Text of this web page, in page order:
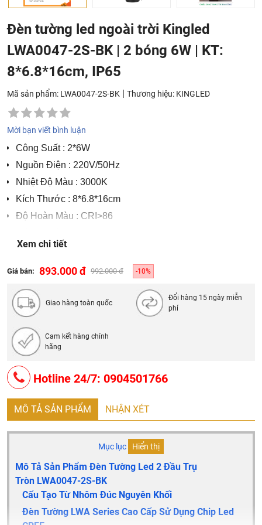
Đèn tường led ngoài trời Kingled
LWA0047-2S-BK | 2 bóng 6W | KT:
8*6.8*16cm, IP65
Mã sản phẩm: LWA0047-2S-BK | Thương hiệu: KINGLED
Mời bạn viết bình luận
Công Suất: 2*6W
Nguồn Điện : 220V/50Hz
Nhiệt Độ Màu : 3000K
Kích Thước : 8*6.8*16cm
Độ Hoàn Màu : CRI>86
Xuất Xứ: Trung Quốc
Quy cách đóng gói: 20 chiếc/thùng
Xem chi tiết
Giá bán: 893.000 đ 992.000 đ -10%
Giao hàng toàn quốc
Đổi hàng 15 ngày miễn
phí
Cam kết hàng chính
hãng
Hotline 24/7: 0904501766
MÔ TẢ SẢN PHẨM NHẬN XÉT
Mục lục Hiển thị
Mô Tả Sản Phẩm Đèn Tường Led 2 Đầu Trụ
Tròn LWA0047-2S-BK
Cấu Tạo Từ Nhôm Đúc Nguyên Khối
Đèn Tường LWA Series Cao Cấp Sử Dụng Chip Led